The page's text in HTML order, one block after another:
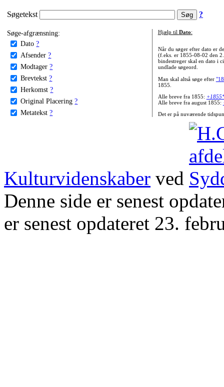
Søgetekst ?
Søge-afgrænsning:
Dato ?
Afsender ?
Modtager ?
Brevtekst ?
Herkomst ?
Original Placering ?
Metatekst ?
Hjælp til Dato:
Når du søger efter dato er
(f.eks. er 1855-08-02 den
bindestreger skal en dato i
undlade søgeord.
Man skal altså søge efter
1855.
Alle breve fra 1855:
Alle breve fra august 1855:
Det er på nuværende
Kulturvidenskaber ved
Denne side er senest
er senest opdateret 23.